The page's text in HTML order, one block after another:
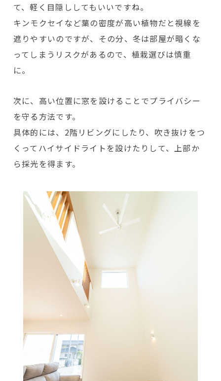
て、軽く目隠ししてもいいですね。
キンモクセイなど葉の密度が高い植物だと視線を
遮りやすいのですが、その分、冬は部屋が暗くな
ってしまうリスクがあるので、植栽選びは慎重
に。
次に、高い位置に窓を設けることでプライバシー
を守る方法です。
具体的には、2階リビングにしたり、吹き抜けをつ
くってハイサイドライトを設けたりして、上部か
ら採光を得ます。